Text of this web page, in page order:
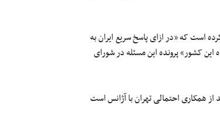
است که «در ازای پاسخ‌ سریع ایران به
کشور» پرونده این مسئله در شورای
از همکاری احتمالی تهران با آژانس است